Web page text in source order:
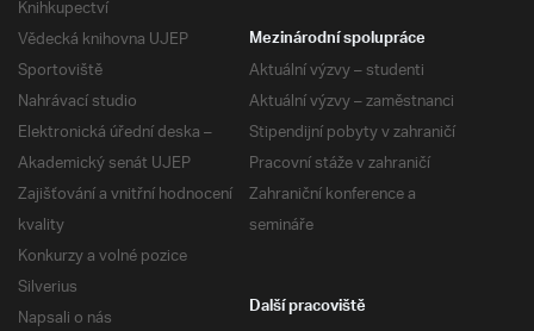
Knihkupectví
Vědecká knihovna UJEP
Sportoviště
Nahrávací studio
Elektronická úřední deska –
Akademický senát UJEP
Zajišťování a vnitřní hodnocení
kvality
Konkurzy a volné pozice
Silverius
Napsali o nás
Mezinárodní spolupráce
Aktuální výzvy – studenti
Aktuální výzvy – zaměstnanci
Stipendijní pobyty v zahraničí
Pracovní stáže v zahraničí
Zahraniční konference a
semináře
Další pracoviště